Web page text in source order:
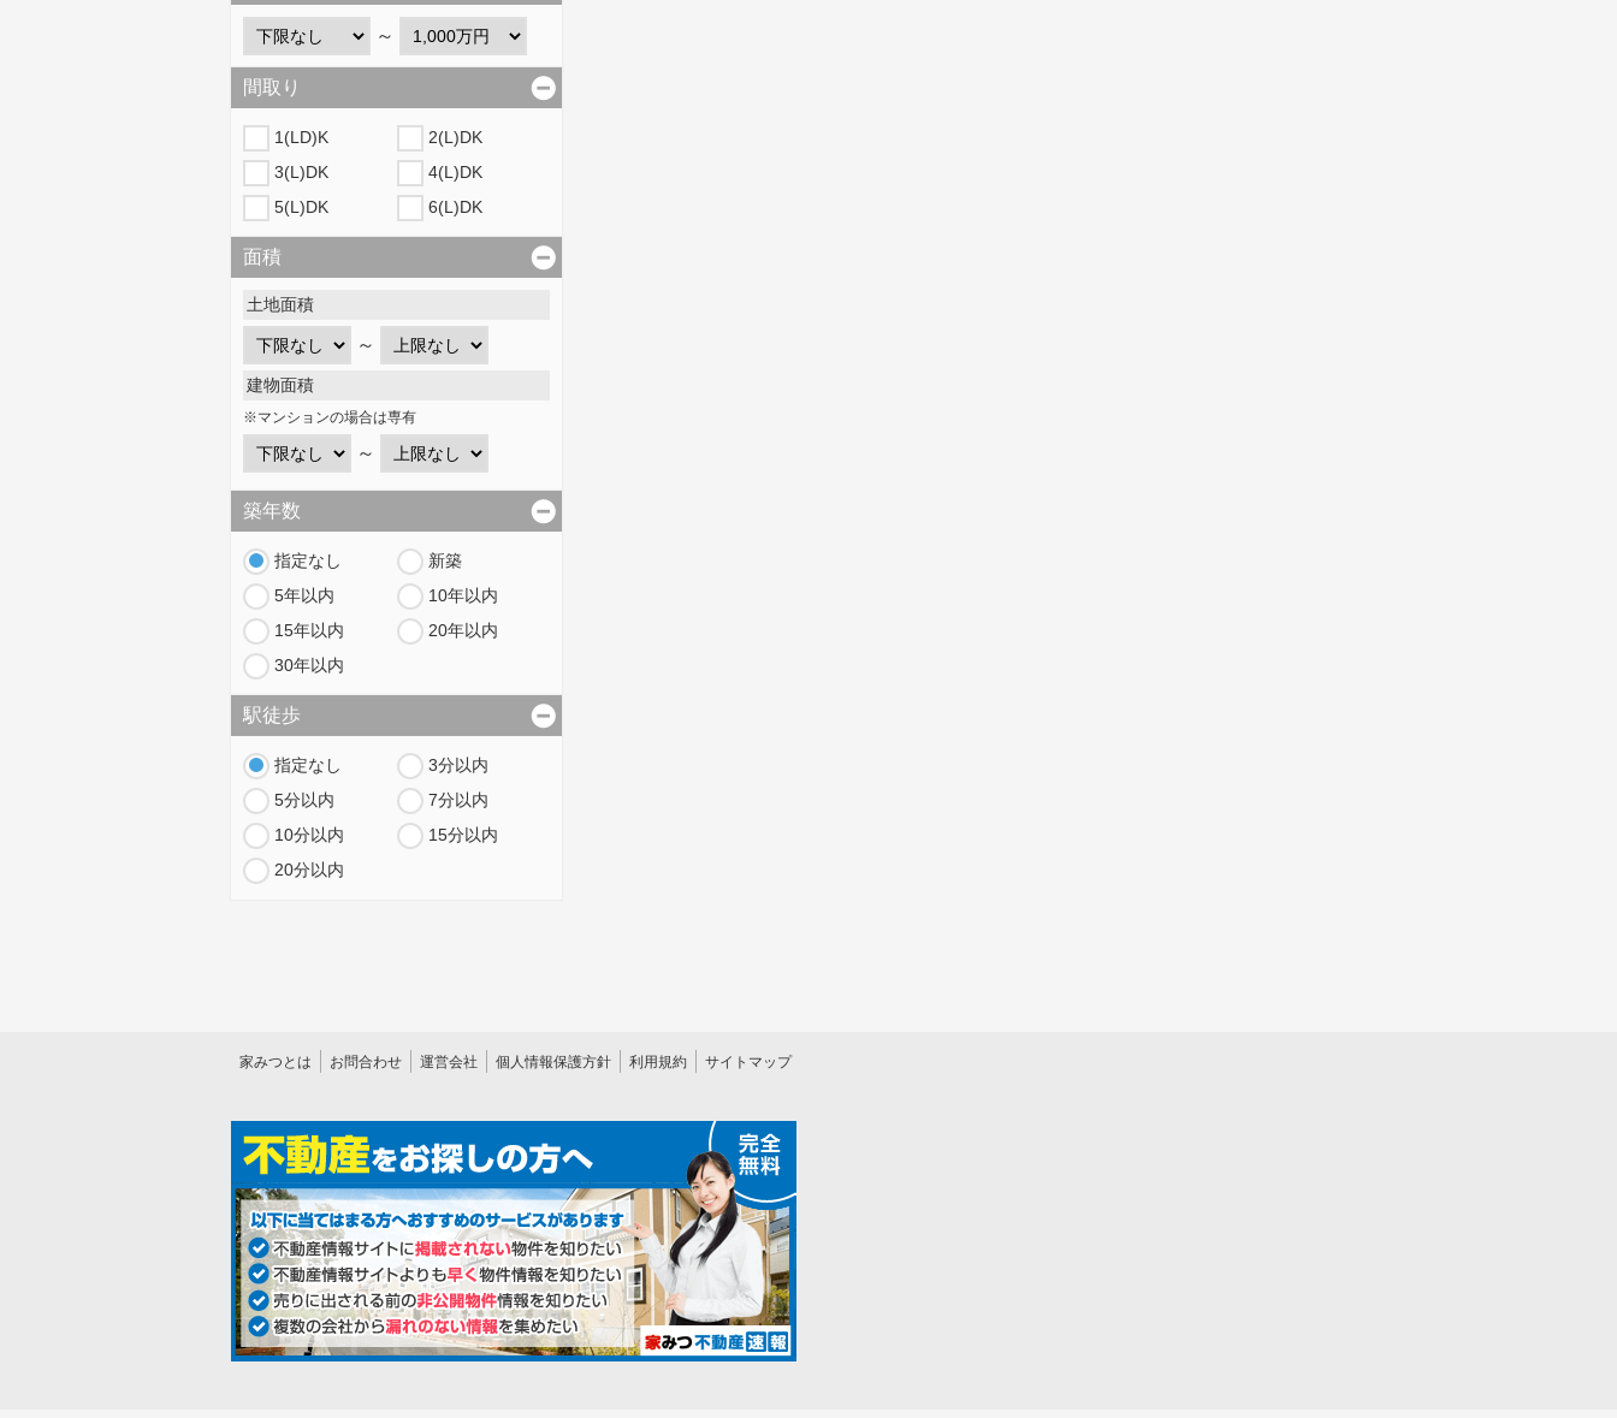
～
間取り
1(LD)K
2(L)DK
3(L)DK
4(L)DK
5(L)DK
6(L)DK
面積
土地面積
～
建物面積
※マンションの場合は専有
～
築年数
指定なし
新築
5年以内
10年以内
15年以内
20年以内
30年以内
駅徒歩
指定なし
3分以内
5分以内
7分以内
10分以内
15分以内
20分以内
家みつとは お問合わせ 運営会社 個人情報保護方針 利用規約 サイトマップ